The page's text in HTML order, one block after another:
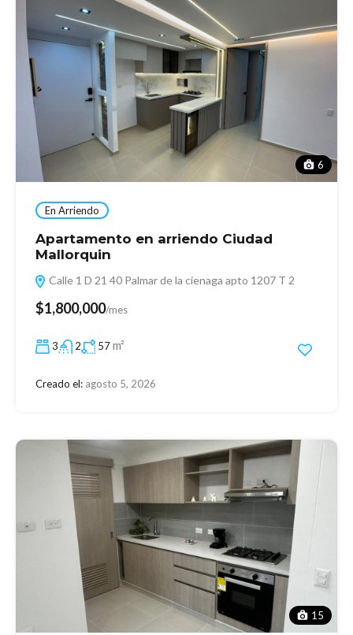
6
En Arriendo
Apartamento en arriendo Ciudad
Mallorquin
Calle 1 D 21 40 Palmar de la cienaga apto 1207 T 2
$1,800,000/mes
3 2 57m²
Creado el: agosto 5, 2026
15